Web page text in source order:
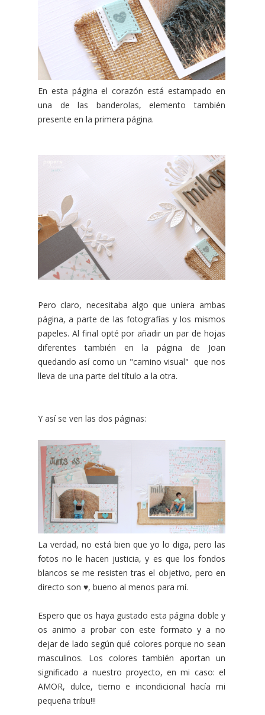
En esta página el corazón está estampado en
una de las banderolas, elemento también
presente en la primera página.
Pero claro, necesitaba algo que uniera ambas
página, a parte de las fotografías y los mismos
papeles. Al final opté por añadir un par de hojas
diferentes también en la página de Joan
quedando así como un "camino visual" que nos
lleva de una parte del título a la otra.
Y así se ven las dos páginas:
La verdad, no está bien que yo lo diga, pero las
fotos no le hacen justicia, y es que los fondos
blancos se me resisten tras el objetivo, pero en
directo son ♥, bueno al menos para mí.
Espero que os haya gustado esta página doble y
os animo a probar con este formato y a no
dejar de lado según qué colores porque no sean
masculinos. Los colores también aportan un
significado a nuestro proyecto, en mi caso: el
AMOR, dulce, tierno e incondicional hacía mi
pequeña tribu!!!